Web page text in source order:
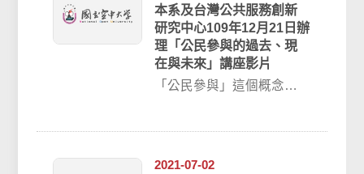
本系及台灣公共服務創新
研究中心109年12月21日辦
理「公民參與的過去、現
在與未來」講座影片
「公民參與」這個概念近
2021-07-02